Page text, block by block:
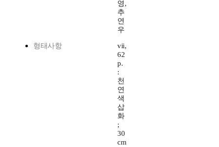
영,
추
연
우
형태사항
vii,
62
p.
:
천
연
색
삽
화
;
30
cm